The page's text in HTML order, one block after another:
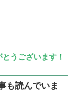
うございます！
も読んでいま